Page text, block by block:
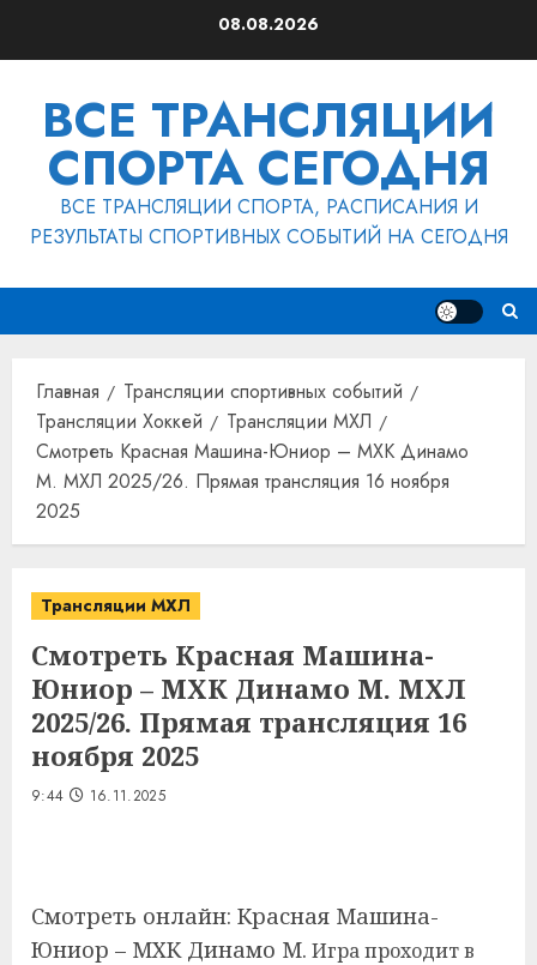
08.08.2026
ВСЕ ТРАНСЛЯЦИИ
СПОРТА СЕГОДНЯ
ВСЕ ТРАНСЛЯЦИИ СПОРТА, РАСПИСАНИЯ И
РЕЗУЛЬТАТЫ СПОРТИВНЫХ СОБЫТИЙ НА СЕГОДНЯ
Главная
Трансляции спортивных событий
Трансляции Хоккей
Трансляции МХЛ
Смотреть Красная Машина-Юниор – МХК Динамо
М. МХЛ 2025/26. Прямая трансляция 16 ноября
2025
Трансляции МХЛ
Смотреть Красная Машина-
Юниор – МХК Динамо М. МХЛ
2025/26. Прямая трансляция 16
ноября 2025
9:44 16.11.2025
Смотреть онлайн: Красная Машина-
Юниор – МХК Динамо М. Игра проходит в